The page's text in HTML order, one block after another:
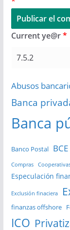
Current ye@r*
Abusos
Banca
Banca
Banco Postal BCE
Compras
Especulación
Exclusión finaciera
finanzas offshore
ICO